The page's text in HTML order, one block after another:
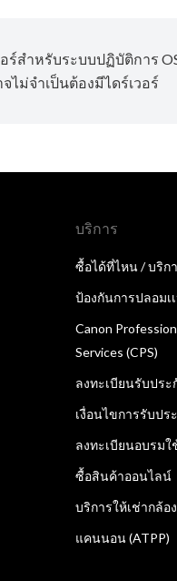
ร์สำหรับระบบปฏิบัติการ
ไม่จำเป็นต้องมีไดร์เวอร์
บริการ
ซื้อได้ที่ไหน / บริก
ป้องกันการปลอมเ
Canon
Services (CPS)
ลงทะเบียนรับประ
เงื่อนไขการรับปร
ลงทะเบียนอบรมใ
ซื้อสินค้าออนไลน์
บริการให้เช่ากล้อง
แคนนอน (ATPP)